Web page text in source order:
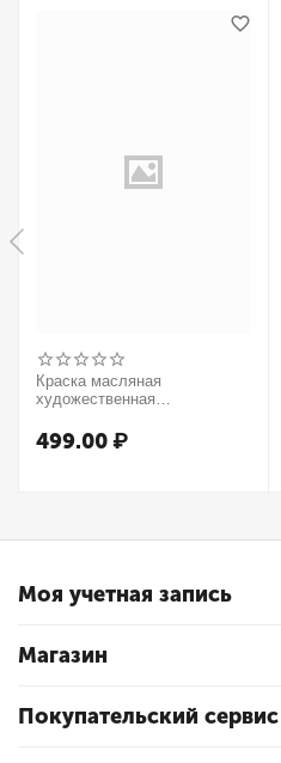
Краска масляная
художественная
37мл, туба, оранжевый
499.00₽
Моя учетная запись
Магазин
Покупательский сервис